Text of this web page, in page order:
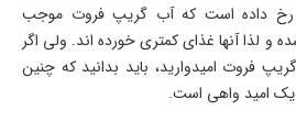
رخ داده است که آب گریپ فروت موجب
و لذا آنها غذای­ کمتری خورده ­اند. ولی اگر
فروت امیدوارید، باید بدانید که چنین
یک امید واهی است.